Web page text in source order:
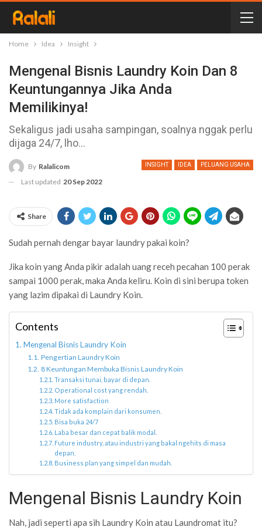
Home Idea Insight
Mengenal Bisnis Laundry Koin Dan 8
Keuntungannya Jika Anda
Memilikinya!
Sekaligus jadi usaha sampingan, soalnya nggak perlu
dijaga 24/7, lho...
INSIGHT IDEA PELUANG USAHA
By Ralalicom
Last updated 20 Sep 2022
Share
Sudah pernah dengar bayar laundry pakai koin?
Jika koin yang Anda pikir adalah uang receh pecahan 100 perak
sampai 1000 perak, maka Anda keliru. Koin di sini berupa token
yang lazim dipakai di Laundry Koin.
Contents
Mengenal Bisnis Laundry Koin
Pengertian Laundry Koin
8 Keuntungan Membuka Bisnis Laundry Koin
Transaksi tunai, bayar di depan.
Operational cost yang rendah.
More satisfaction
Tidak ada komplain dari konsumen.
Bisa buka 24/7
Laba besar dan cepat balik modal.
Future industry, atau industri yang bakal ngehits di masa
depan.
Business plan yang simpel dan mudah.
Mengenal Bisnis Laundry Koin
Nah, jadi seperti apa sih Laundry Koin atau Laundromat itu?